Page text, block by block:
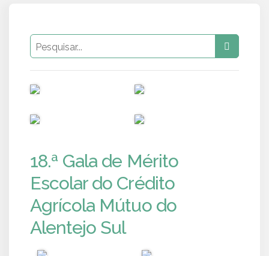
18.ª Gala de Mérito
Escolar do Crédito
Agrícola Mútuo do
Alentejo Sul